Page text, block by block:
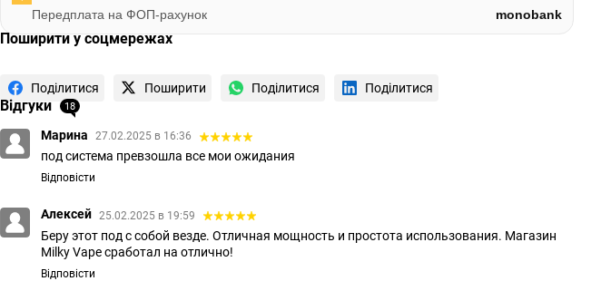
Передплата на ФОП-рахунок monobank
Поширити у соцмережах
Поділитися Поширити Поділитися Поділитися
Відгуки 18
Марина 27.02.2025 в 16:36
под система превзошла все мои ожидания
Відповісти
Алексей 25.02.2025 в 19:59
Беру этот под с собой везде. Отличная мощность и простота использования. Магазин
Milky Vape сработал на отлично!
Відповісти